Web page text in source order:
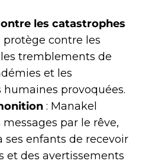
les catastrophes
protège contre les
tremblements de
et les
provoquées.
: Manakel
par le rêve,
enfants de recevoir
et des avertissements